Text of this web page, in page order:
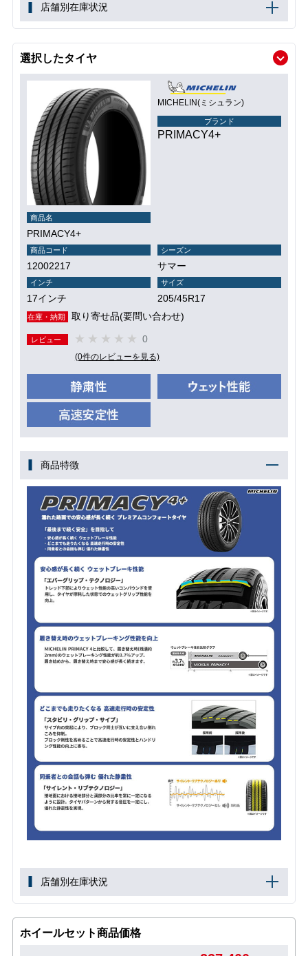
店舗別在庫状況
選択したタイヤ
MICHELIN(ミシュラン)
ブランド
PRIMACY4+
商品名
PRIMACY4+
商品コード
12002217
シーズン
サマー
インチ
17インチ
サイズ
205/45R17
在庫・納期 取り寄せ品(要問い合わせ)
レビュー 0
(0件のレビューを見る)
商品特徴
店舗別在庫状況
ホイールセット商品価格